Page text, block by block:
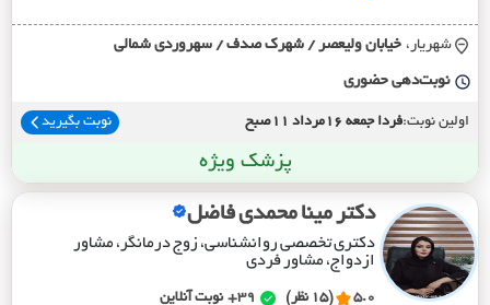
شهریار، خيابان وليعصر / شهرک صدف / سهروردي شمالي
نوبت‌دهی حضوری
اولین نوبت:فردا جمعه 16مرداد 11صبح نوبت بگیرید
پزشک ویژه
دکتر مینا محمدی فاضل
دکتری تخصصی روانشناسی، زوج درمانگر، مشاور
ازدواج، مشاور فردی
5.0 (15 نظر) 39+
نوبت آنلاین